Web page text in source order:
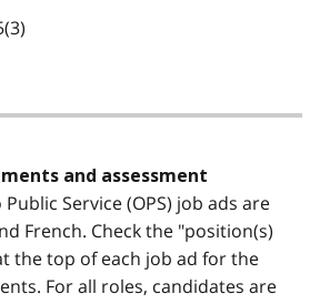
and assessment
Service (OPS) job ads are
French. Check the "position(s)
the top of each job ad for the
For all roles, candidates are